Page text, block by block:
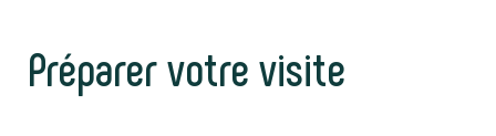
Préparer votre visite